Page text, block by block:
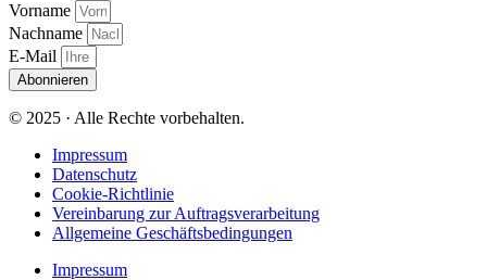
Vorname
Nachname
E-Mail
Abonnieren
© 2025 · Alle Rechte vorbehalten.
Impressum
Datenschutz
Cookie-Richtlinie
Vereinbarung zur Auftragsverarbeitung
Allgemeine Geschäftsbedingungen
Impressum